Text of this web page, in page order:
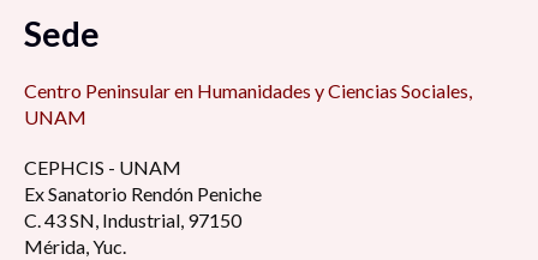
Sede
Centro Peninsular en Humanidades y Ciencias Sociales,
UNAM
CEPHCIS - UNAM
Ex Sanatorio Rendón Peniche
C. 43 SN, Industrial, 97150
Mérida, Yuc.